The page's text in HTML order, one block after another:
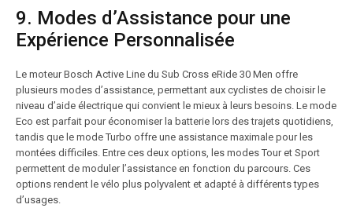
9. Modes d’Assistance pour une
Expérience Personnalisée
Le moteur Bosch Active Line du Sub Cross eRide 30 Men offre
plusieurs modes d’assistance, permettant aux cyclistes de choisir le
niveau d’aide électrique qui convient le mieux à leurs besoins. Le mode
Eco est parfait pour économiser la batterie lors des trajets quotidiens,
tandis que le mode Turbo offre une assistance maximale pour les
montées difficiles. Entre ces deux options, les modes Tour et Sport
permettent de moduler l’assistance en fonction du parcours. Ces
options rendent le vélo plus polyvalent et adapté à différents types
d’usages.